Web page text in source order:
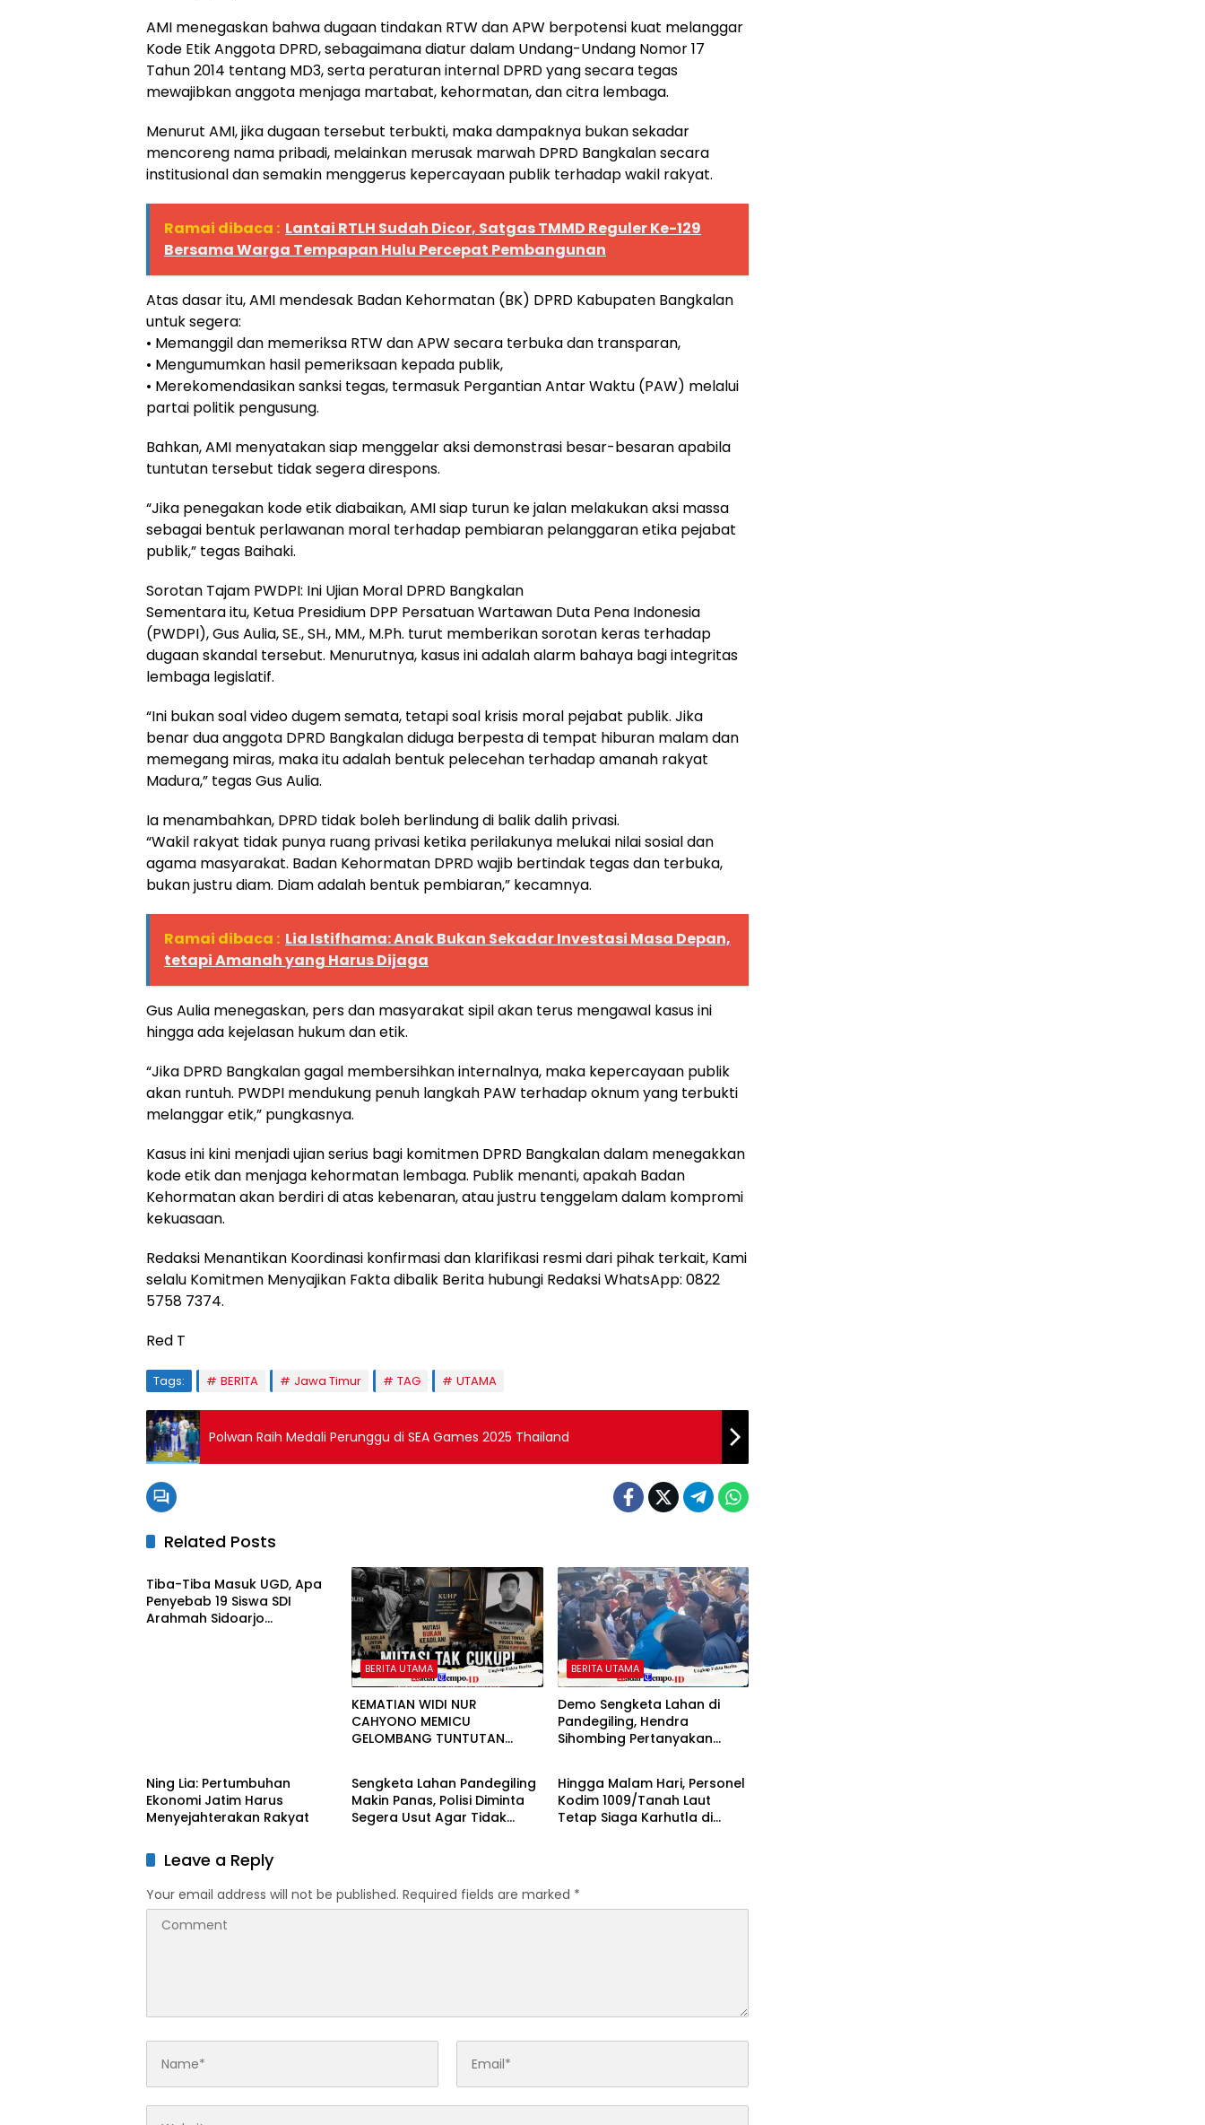
AMI menegaskan bahwa dugaan tindakan RTW dan APW berpotensi kuat melanggar
Kode Etik Anggota DPRD, sebagaimana diatur dalam Undang-Undang Nomor 17
Tahun 2014 tentang MD3, serta peraturan internal DPRD yang secara tegas
mewajibkan anggota menjaga martabat, kehormatan, dan citra lembaga.
Menurut AMI, jika dugaan tersebut terbukti, maka dampaknya bukan sekadar
mencoreng nama pribadi, melainkan merusak marwah DPRD Bangkalan secara
institusional dan semakin menggerus kepercayaan publik terhadap wakil rakyat.
Ramai dibaca : Lantai RTLH Sudah Dicor, Satgas TMMD Reguler Ke-129
Bersama Warga Tempapan Hulu Percepat Pembangunan
Atas dasar itu, AMI mendesak Badan Kehormatan (BK) DPRD Kabupaten Bangkalan
untuk segera:
• Memanggil dan memeriksa RTW dan APW secara terbuka dan transparan,
• Mengumumkan hasil pemeriksaan kepada publik,
• Merekomendasikan sanksi tegas, termasuk Pergantian Antar Waktu (PAW) melalui
partai politik pengusung.
Bahkan, AMI menyatakan siap menggelar aksi demonstrasi besar-besaran apabila
tuntutan tersebut tidak segera direspons.
“Jika penegakan kode etik diabaikan, AMI siap turun ke jalan melakukan aksi massa
sebagai bentuk perlawanan moral terhadap pembiaran pelanggaran etika pejabat
publik,” tegas Baihaki.
Sorotan Tajam PWDPI: Ini Ujian Moral DPRD Bangkalan
Sementara itu, Ketua Presidium DPP Persatuan Wartawan Duta Pena Indonesia
(PWDPI), Gus Aulia, SE., SH., MM., M.Ph. turut memberikan sorotan keras terhadap
dugaan skandal tersebut. Menurutnya, kasus ini adalah alarm bahaya bagi integritas
lembaga legislatif.
“Ini bukan soal video dugem semata, tetapi soal krisis moral pejabat publik. Jika
benar dua anggota DPRD Bangkalan diduga berpesta di tempat hiburan malam dan
memegang miras, maka itu adalah bentuk pelecehan terhadap amanah rakyat
Madura,” tegas Gus Aulia.
Ia menambahkan, DPRD tidak boleh berlindung di balik dalih privasi.
“Wakil rakyat tidak punya ruang privasi ketika perilakunya melukai nilai sosial dan
agama masyarakat. Badan Kehormatan DPRD wajib bertindak tegas dan terbuka,
bukan justru diam. Diam adalah bentuk pembiaran,” kecamnya.
Ramai dibaca : Lia Istifhama: Anak Bukan Sekadar Investasi Masa Depan,
tetapi Amanah yang Harus Dijaga
Gus Aulia menegaskan, pers dan masyarakat sipil akan terus mengawal kasus ini
hingga ada kejelasan hukum dan etik.
“Jika DPRD Bangkalan gagal membersihkan internalnya, maka kepercayaan publik
akan runtuh. PWDPI mendukung penuh langkah PAW terhadap oknum yang terbukti
melanggar etik,” pungkasnya.
Kasus ini kini menjadi ujian serius bagi komitmen DPRD Bangkalan dalam menegakkan
kode etik dan menjaga kehormatan lembaga. Publik menanti, apakah Badan
Kehormatan akan berdiri di atas kebenaran, atau justru tenggelam dalam kompromi
kekuasaan.
Redaksi Menantikan Koordinasi konfirmasi dan klarifikasi resmi dari pihak terkait, Kami
selalu Komitmen Menyajikan Fakta dibalik Berita hubungi Redaksi WhatsApp: 0822
5758 7374.
Red T
Tags: BERITA Jawa Timur TAG UTAMA
Polwan Raih Medali Perunggu di SEA Games 2025 Thailand
Related Posts
BERITA UTAMA
Tiba-Tiba Masuk UGD, Apa
Penyebab 19 Siswa SDI
Arahmah Sidoarjo
BERITA UTAMA
KEMATIAN WIDI NUR
CAHYONO MEMICU
GELOMBANG TUNTUTAN
HUKUM, DESAKAN PROSES
PIDANA MENGUAT
BERITA UTAMA
Demo Sengketa Lahan di
Pandegiling, Hendra
Sihombing Pertanyakan
Ning Lia: Pertumbuhan
Ekonomi Jatim Harus
Menyejahterakan Rakyat
BERITA UTAMA
Sengketa Lahan Pandegiling
Makin Panas, Polisi Diminta
Segera Usut Agar Tidak
BERITA UTAMA
Hingga Malam Hari, Personel
Kodim 1009/Tanah Laut
Tetap Siaga Karhutla di
Leave a Reply
Your email address will not be published. Required fields are marked *